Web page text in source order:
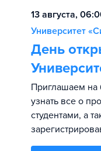
13 августа,
Университет
День
Приглашаем на
узнать все о
студентами, а